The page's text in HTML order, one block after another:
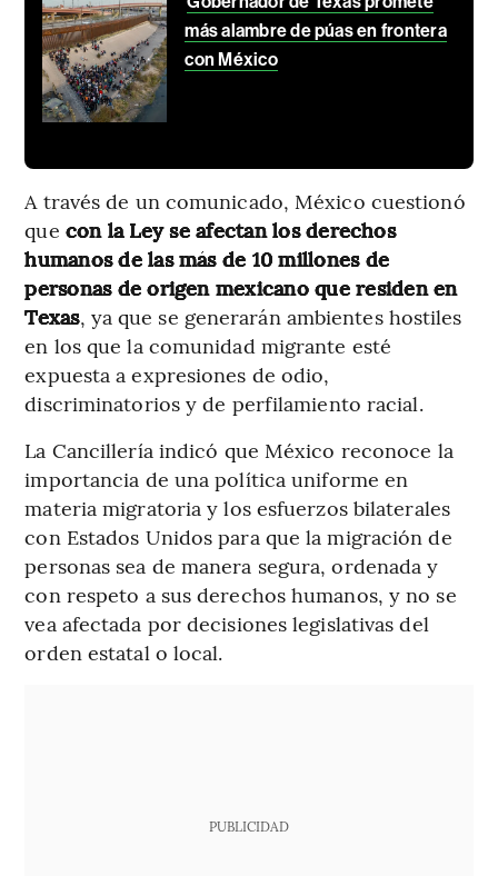
más alambre de púas en frontera
con México
A través de un comunicado, México cuestionó
que con la Ley se afectan los derechos
humanos de las más de 10 millones de
personas de origen mexicano que residen en
Texas, ya que se generarán ambientes hostiles
en los que la comunidad migrante esté
expuesta a expresiones de odio,
discriminatorios y de perfilamiento racial.
La Cancillería indicó que México reconoce la
importancia de una política uniforme en
materia migratoria y los esfuerzos bilaterales
con Estados Unidos para que la migración de
personas sea de manera segura, ordenada y
con respeto a sus derechos humanos, y no se
vea afectada por decisiones legislativas del
orden estatal o local.
PUBLICIDAD